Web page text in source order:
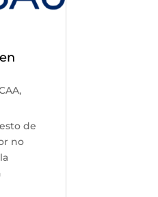
,
de
no